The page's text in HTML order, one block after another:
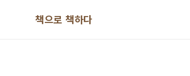
책으로 책하다